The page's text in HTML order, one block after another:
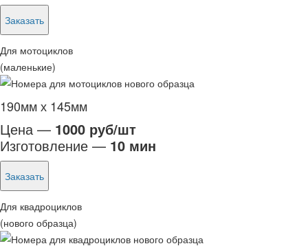
Заказать
Для мотоциклов
(маленькие)
190мм х 145мм
Цена — 1000 руб/шт
Изготовление — 10 мин
Заказать
Для квадроциклов
(нового образца)